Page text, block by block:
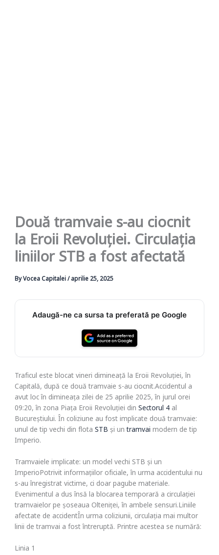
Două tramvaie s-au ciocnit
la Eroii Revoluției. Circulația
liniilor STB a fost afectată
ByVocea Capitalei/ aprilie 25, 2025
Adaugă-ne ca sursa ta preferată pe Google
Traficul este blocat vineri dimineață la Eroii Revoluției, în
Capitală, după ce două tramvaie s-au ciocnit.Accidentul a
avut loc în dimineața zilei de 25 aprilie 2025, în jurul orei
09:20, în zona Piața Eroii Revoluției din Sectorul 4 al
Bucureștiului. În coliziune au fost implicate două tramvaie:
unul de tip vechi din flota STB și untramvai modern de tip
Imperio.
Tramvaiele implicate: un model vechi STB și un
ImperioPotrivit informațiilor oficiale, în urma accidentului nu
s-au înregistrat victime, ci doar pagube materiale.
Evenimentul a dus însă la blocarea temporară a circulației
tramvaielor pe șoseaua Olteniței, în ambele sensuri.Liniile
afectate de accidentÎn urma coliziunii, circulația mai multor
linii de tramvai a fost întreruptă. Printre acestea se numără:
Linia 1